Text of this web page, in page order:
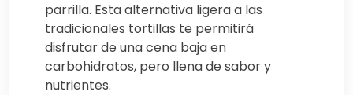
parrilla. Esta alternativa ligera a las
tradicionales tortillas te permitirá
disfrutar de una cena baja en
carbohidratos, pero llena de sabor y
nutrientes.